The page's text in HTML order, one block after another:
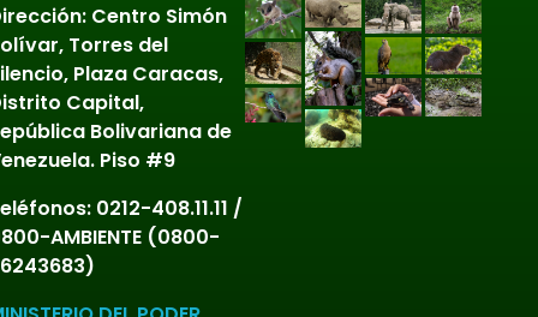
Reptiles
Sabanas
Selvas y Bosques
Sin Articulaciones
Sin categoría
Terrestres
Centro Simón
Torres del
Plaza Caracas,
Capital,
Bolivariana de
Piso #9
0212-408.11.11 /
AMBIENTE (0800-